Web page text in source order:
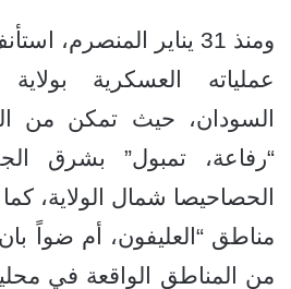
ومنذ 31 يناير
عملياته العسكرية
السودان، حيث تمكن من
“رفاعة، تمبول” بشرق
الحصاحيصا شمال الولاية،
مناطق “العليفون، أم ضواً
من المناطق الواقعة في